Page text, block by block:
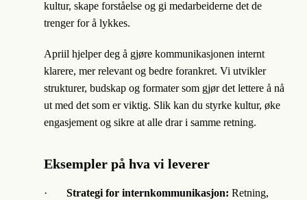
kultur, skape forståelse og gi medarbeiderne det de
trenger for å lykkes.
Apriil hjelper deg å gjøre kommunikasjonen internt
klarere, mer relevant og bedre forankret. Vi utvikler
strukturer, budskap og formater som gjør det lettere å nå
ut med det som er viktig. Slik kan du styrke kultur, øke
engasjement og sikre at alle drar i samme retning.
Eksempler på hva vi leverer
· Strategi for internkommunikasjon: Retning,